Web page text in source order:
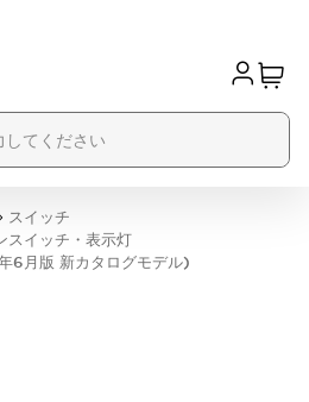
スイッチ
イッチ・表示灯
6月版 新カタログモデル)